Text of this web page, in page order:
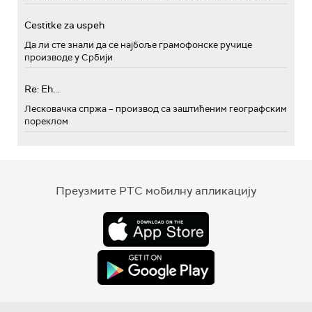
Cestitke za uspeh
Да ли сте знали да се најбоље грамофонске ручице
производе у Србији
Re: Eh...
Лесковачка спржа – производ са заштићеним географским
пореклом
Преузмите РТС мобилну апликацију